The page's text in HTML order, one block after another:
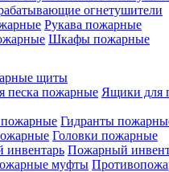
огнетушители
Рукава пожарные
Шкафы пожарные
щиты
Ящики для
Гидранты
Головки пожарные
Пожарный